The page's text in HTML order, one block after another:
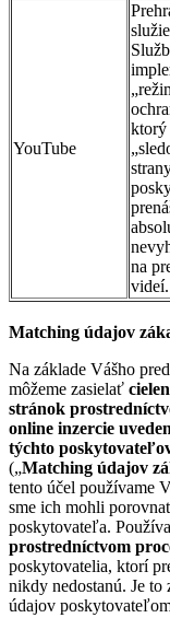
YouTube
ktorý
na
videí.
Matching údajov
Na základe Vášho
môžeme zasielať
stránok
online inzercie
týchto
(„Matching údajov
tento účel používame
sme ich mohli
poskytovateľa.
prostredníctvom
poskytovatelia, ktorí
nikdy nedostanú. Je to
údajov